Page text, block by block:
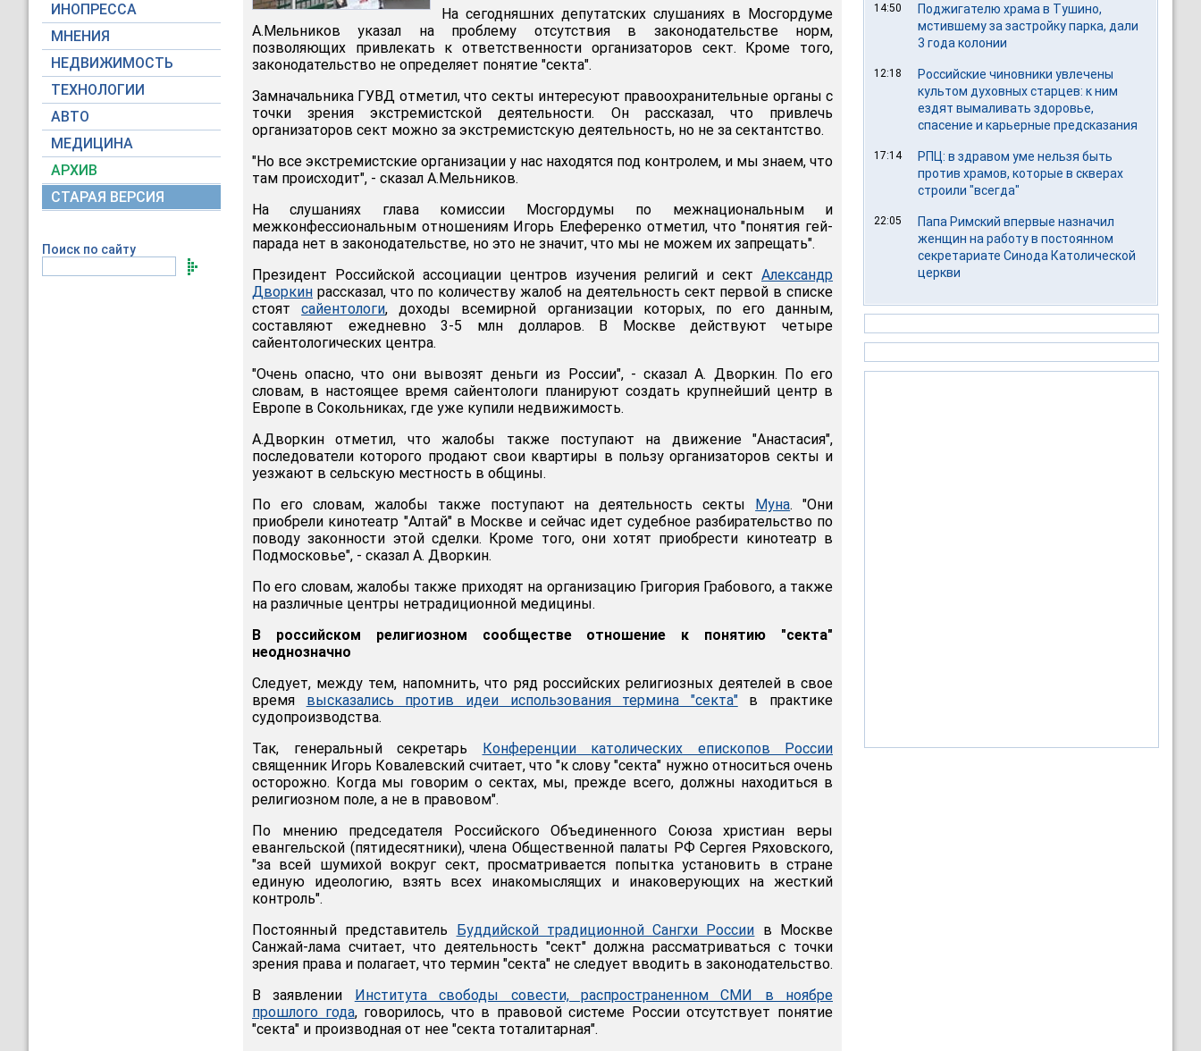
ИНОПРЕССА
МНЕНИЯ
НЕДВИЖИМОСТЬ
ТЕХНОЛОГИИ
АВТО
МЕДИЦИНА
АРХИВ
СТАРАЯ ВЕРСИЯ
Поиск по сайту
На сегодняшних депутатских слушаниях в Мосгордуме
А.Мельников указал на проблему отсутствия в законодательстве норм,
позволяющих привлекать к ответственности организаторов сект. Кроме того,
законодательство не определяет понятие "секта".
Замначальника ГУВД отметил, что секты интересуют правоохранительные органы с
точки зрения экстремистской деятельности. Он рассказал, что привлечь
организаторов сект можно за экстремистскую деятельность, но не за сектантство.
"Но все экстремистские организации у нас находятся под контролем, и мы знаем, что
там происходит", - сказал А.Мельников.
На слушаниях глава комиссии Мосгордумы по межнациональным и
межконфессиональным отношениям Игорь Елеференко отметил, что "понятия гей-
парада нет в законодательстве, но это не значит, что мы не можем их запрещать".
Президент Российской ассоциации центров изучения религий и сект Александр
Дворкин рассказал, что по количеству жалоб на деятельность сект первой в списке
стоятсайентологи, доходы всемирной организации которых, по его данным,
составляют ежедневно 3-5 млн долларов. В Москве действуют четыре
сайентологических центра.
"Очень опасно, что они вывозят деньги из России", - сказал А. Дворкин. По его
словам, в настоящее время сайентологи планируют создать крупнейший центр в
Европе в Сокольниках, где уже купили недвижимость.
А.Дворкин отметил, что жалобы также поступают на движение "Анастасия",
последователи которого продают свои квартиры в пользу организаторов секты и
уезжают в сельскую местность в общины.
По его словам, жалобы также поступают на деятельность секты Муна. "Они
приобрели кинотеатр "Алтай" в Москве и сейчас идет судебное разбирательство по
поводу законности этой сделки. Кроме того, они хотят приобрести кинотеатр в
Подмосковье", - сказал А. Дворкин.
По его словам, жалобы также приходят на организацию Григория Грабового, а также
на различные центры нетрадиционной медицины.
В российском религиозном сообществе отношение к понятию "секта"
неоднозначно
Следует, между тем, напомнить, что ряд российских религиозных деятелей в свое
время высказались против идеи использования термина "секта"в практике
судопроизводства.
Так, генеральный секретарь Конференции католических епископов России
священник Игорь Ковалевский считает, что "к слову "секта" нужно относиться очень
осторожно. Когда мы говорим о сектах, мы, прежде всего, должны находиться в
религиозном поле, а не в правовом".
По мнению председателя Российского Объединенного Союза христиан веры
евангельской (пятидесятники), члена Общественной палаты РФ Сергея Ряховского,
"за всей шумихой вокруг сект, просматривается попытка установить в стране
единую идеологию, взять всех инакомыслящих и инаковерующих на жесткий
контроль".
Постоянный представитель Буддийской традиционной Сангхи России в Москве
Санжай-лама считает, что деятельность "сект" должна рассматриваться с точки
зрения права и полагает, что термин "секта" не следует вводить в законодательство.
В заявлении Института свободы совести, распространенном СМИ в ноябре
прошлого года, говорилось, что в правовой системе России отсутствует понятие
"секта" и производная от нее "секта тоталитарная".
14:50
Поджигателю храма в Тушино,
мстившему за застройку парка, дали
3 года колонии
12:18
Российские чиновники увлечены
культом духовных старцев: к ним
ездят вымаливать здоровье,
спасение и карьерные предсказания
17:14
РПЦ: в здравом уме нельзя быть
против храмов, которые в скверах
строили "всегда"
22:05
Папа Римский впервые назначил
женщин на работу в постоянном
секретариате Синода Католической
церкви